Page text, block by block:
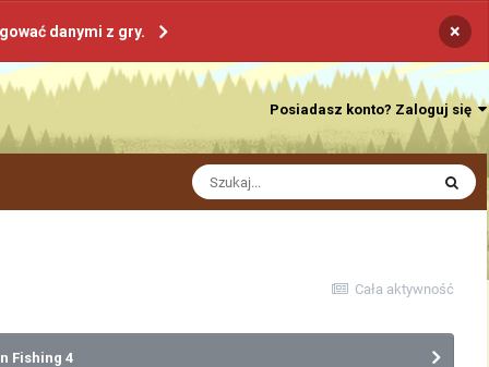
danymi z gry. ×
Posiadasz konto? Zaloguj się
Cała aktywność
Fishing 4